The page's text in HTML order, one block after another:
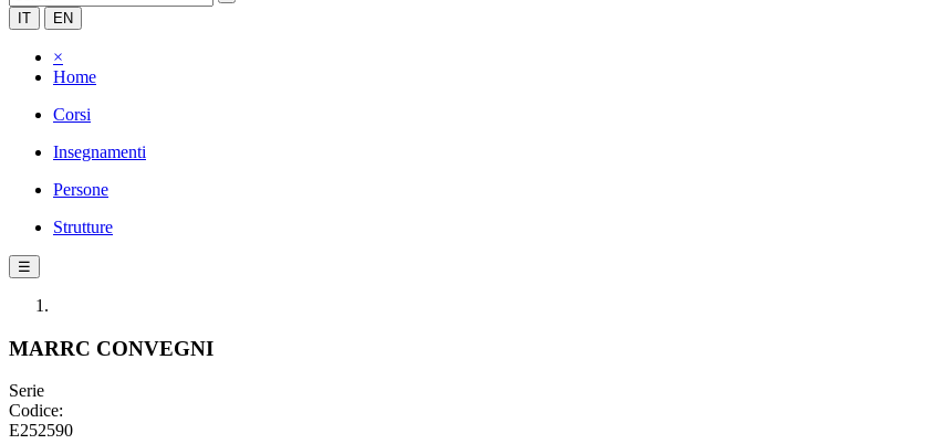
IT EN
×
Home
Corsi
Insegnamenti
Persone
Strutture
☰
MARRC CONVEGNI
Serie
Codice:
E252590